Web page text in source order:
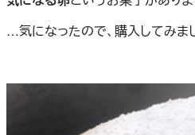
…気になったので、購入してみま